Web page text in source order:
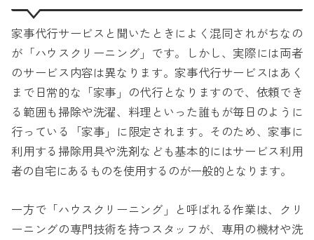
家事代行サービスと聞いたときによく混同されがちなの
が「ハウスクリーニング」です。しかし、実際には両者
のサービス内容は異なります。家事代行サービスはあく
まで日常的な「家事」の代行となりますので、依頼でき
る範囲も掃除や洗濯、料理といった誰もが毎日のように
行っている「家事」に限定されます。そのため、家事に
利用する掃除用具や洗剤なども基本的にはサービス利用
者の自宅にあるものを使用するのが一般的となります。
一方で「ハウスクリーニング」と呼ばれる作業は、クリ
ーニングの専門技術を持つスタッフが、専用の機材や洗